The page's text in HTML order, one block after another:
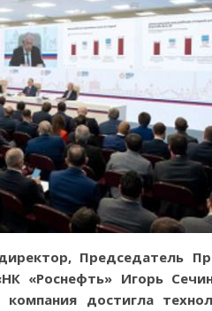
Председатель
«Роснефть» Игорь
достигла